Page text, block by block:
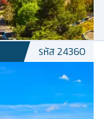
รหัส24360